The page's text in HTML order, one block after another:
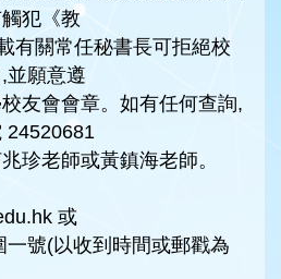
犯《教
有關常任秘書長可拒絕校
並願意遵
友會會章。如有任何查詢,
24520681
珍老師或黃鎮海老師。
或
號(以收到時間或郵戳為